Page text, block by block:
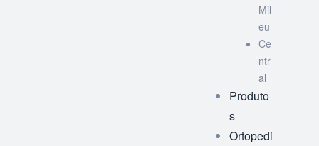
Mil
eu
Ce
ntr
al
Produto
s
Ortopedi